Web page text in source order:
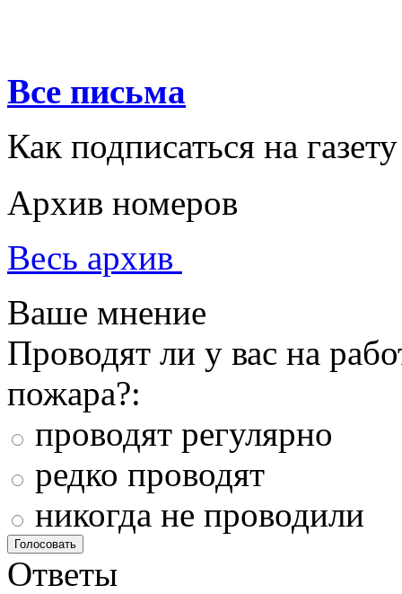
Все письма
Как подписаться на газету
Архив номеров
Весь архив
Ваше мнение
Проводят ли у вас на
пожара?:
проводят регулярно
редко проводят
никогда не проводили
Ответы